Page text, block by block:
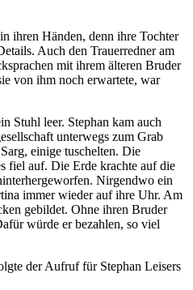
ihren Händen, denn ihre Tochter
Auch den Trauerredner am
mit ihrem älteren Bruder
von ihm noch erwartete, war
Stuhl leer. Stephan kam auch
unterwegs zum Grab
einige tuschelten. Die
fiel auf. Die Erde krachte auf die
Nirgendwo ein
immer wieder auf ihre Uhr. Am
gebildet. Ohne ihren Bruder
würde er bezahlen, so viel
der Aufruf für Stephan Leisers